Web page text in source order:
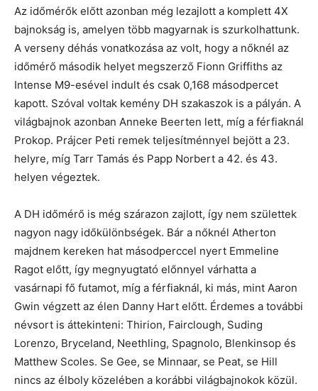
Az időmérők előtt azonban még lezajlott a komplett 4X
bajnokság is, amelyen több magyarnak is szurkolhattunk.
A verseny déhás vonatkozása az volt, hogy a nőknél az
időmérő második helyet megszerző Fionn Griffiths az
Intense M9-esével indult és csak 0,168 másodpercet
kapott. Szóval voltak kemény DH szakaszok is a pályán. A
világbajnok azonban Anneke Beerten lett, míg a férfiaknál
Prokop. Prájcer Peti remek teljesítménnyel bejött a 23.
helyre, míg Tarr Tamás és Papp Norbert a 42. és 43.
helyen végeztek.
A DH időmérő is még szárazon zajlott, így nem születtek
nagyon nagy időkülönbségek. Bár a nőknél Atherton
majdnem kereken hat másodperccel nyert Emmeline
Ragot előtt, így megnyugtató előnnyel várhatta a
vasárnapi fő futamot, míg a férfiaknál, ki más, mint Aaron
Gwin végzett az élen Danny Hart előtt. Érdemes a további
névsort is áttekinteni: Thirion, Fairclough, Suding
Lorenzo, Bryceland, Neethling, Spagnolo, Blenkinsop és
Matthew Scoles. Se Gee, se Minnaar, se Peat, se Hill
nincs az élboly közelében a korábbi világbajnokok közül.